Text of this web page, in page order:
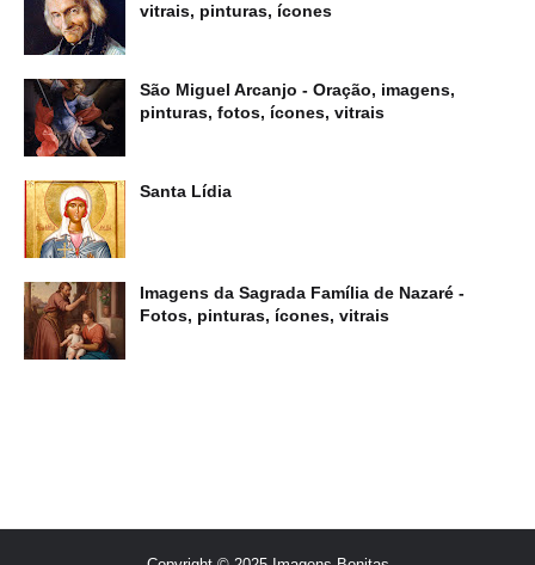
vitrais, pinturas, ícones
São Miguel Arcanjo - Oração, imagens,
pinturas, fotos, ícones, vitrais
Santa Lídia
Imagens da Sagrada Família de Nazaré -
Fotos, pinturas, ícones, vitrais